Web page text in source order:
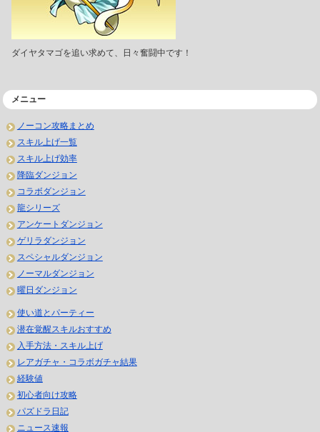
ダイヤタマゴを追い求めて、日々奮闘中です！
メニュー
ノーコン攻略まとめ
スキル上げ一覧
スキル上げ効率
降臨ダンジョン
コラボダンジョン
龍シリーズ
アンケートダンジョン
ゲリラダンジョン
スペシャルダンジョン
ノーマルダンジョン
曜日ダンジョン
使い道とパーティー
潜在覚醒スキルおすすめ
入手方法・スキル上げ
レアガチャ・コラボガチャ結果
経験値
初心者向け攻略
パズドラ日記
ニュース速報